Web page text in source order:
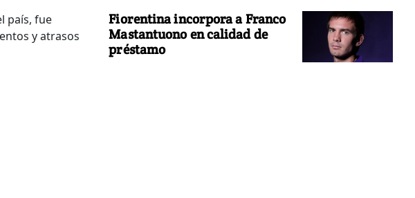
país, fue
y atrasos
Fiorentina incorpora a Franco
Mastantuono en calidad de
préstamo